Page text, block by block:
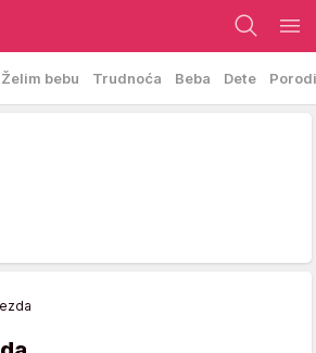
Želim bebu Trudnoća Beba Dete